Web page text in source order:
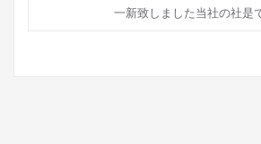
一新致しました当社の社是